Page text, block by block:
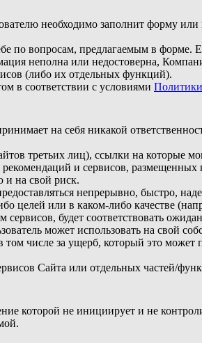
необходимо заполнит форму
по вопросам, предлагаемым в форме.
неполна или недостоверна,
(либо их отдельных функций).
в соответствии с условиями
на себя никакой
третьих лиц), ссылки на которые
и сервисов,
и на свой риск.
непрерывно, быстро,
целей или в каком-либо качестве
будет соответствовать
может использовать на свой
том числе за ущерб, который это
Сайта или отдельных частей/
которой не инициирует и не